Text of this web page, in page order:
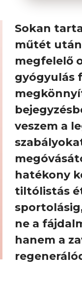
Sokan
műtét
megfelelő
gyógyulás
veszem a
hatékony
tiltólistás
ne a
hanem a